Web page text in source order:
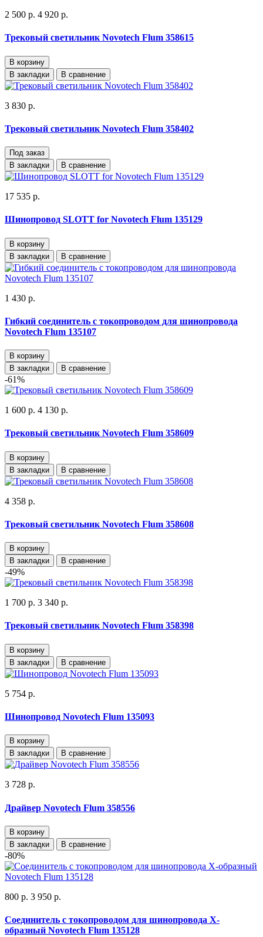
2 500 р. 4 920 р.
Трековый светильник Novotech Flum 358615
В корзину
В закладки
В сравнение
3 830 р.
Трековый светильник Novotech Flum 358402
Под заказ
В закладки
В сравнение
17 535 р.
Шинопровод SLOTT for Novotech Flum 135129
В корзину
В закладки
В сравнение
1 430 р.
Гибкий соединитель с токопроводом для шинопровода
Novotech Flum 135107
В корзину
В закладки
В сравнение
-61%
1 600 р. 4 130 р.
Трековый светильник Novotech Flum 358609
В корзину
В закладки
В сравнение
4 358 р.
Трековый светильник Novotech Flum 358608
В корзину
В закладки
В сравнение
-49%
1 700 р. 3 340 р.
Трековый светильник Novotech Flum 358398
В корзину
В закладки
В сравнение
5 754 р.
Шинопровод Novotech Flum 135093
В корзину
В закладки
В сравнение
3 728 р.
Драйвер Novotech Flum 358556
В корзину
В закладки
В сравнение
-80%
800 р. 3 950 р.
Соединитель с токопроводом для шинопровода Х-
образный Novotech Flum 135128